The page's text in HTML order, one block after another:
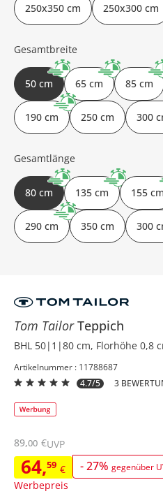
Tom TailorTeppich
BHL 50|1|80 cm, Florhöhe 0,8
Artikelnummer : 11788687
4.7/5
3
64,59 € -27% gegenüber
Werbepreis
89,00 €UVP
250x350 cm 250x300 cm
Gesamtbreite
50 cm 65 cm 85 cm
190 cm 250 cm 300
Gesamtlänge
80 cm 135 cm 155 cm
290 cm 350 cm 300